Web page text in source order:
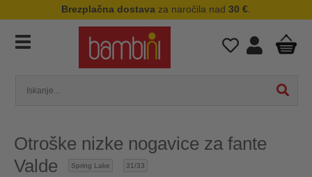
Brezplačna dostava za naročila nad 30 €
Otroške nizke nogavice za fante
Valde
Spring Lake 31/33